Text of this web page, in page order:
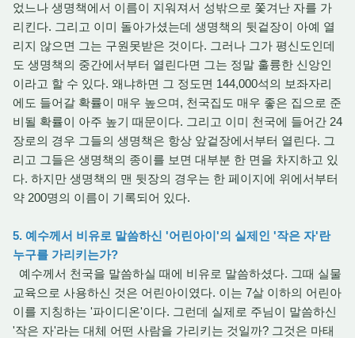
었느나 생명책에서 이름이 지워져서 성밖으로 쫓겨난 자를 가
리킨다. 그리고 이미 돌아가셨는데 생명책의 뒷겉장이 아예 열
리지 않으면 그는 구원못받은 것이다. 그러나 그가 평신도인데
도 생명책의 중간에서부터 열린다면 그는 정말 훌륭한 신앙인
이라고 할 수 있다. 왜냐하면 그 정도면 144,000석의 보좌자리
에도 들어갈 확률이 매우 높으며, 천국집도 매우 좋은 집으로 준
비될 확률이 아주 높기 때문이다. 그리고 이미 천국에 들어간 24
장로의 경우 그들의 생명책은 항상 앞겉장에서부터 열린다. 그
리고 그들은 생명책의 종이를 보면 대부분 한 면을 차지하고 있
다. 하지만 생명책의 맨 뒷장의 경우는 한 페이지에 위에서부터
약 200명의 이름이 기록되어 있다.
5. 예수께서 비유로 말씀하신 '어린아이'의 실제인 '작은 자'란
누구를 가리키는가?
예수께서 천국을 말씀하실 때에 비유로 말씀하셨다. 그때 실물
교육으로 사용하신 것은 어린아이였다. 이는 7살 이하의 어린아
이를 지칭하는 '파이디온'이다. 그런데 실제로 주님이 말씀하신
'작은 자'라는 대체 어떤 사람을 가리키는 것일까? 그것은 마태